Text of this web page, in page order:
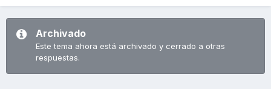
Archivado
Este tema ahora está archivado y cerrado a otras
respuestas.